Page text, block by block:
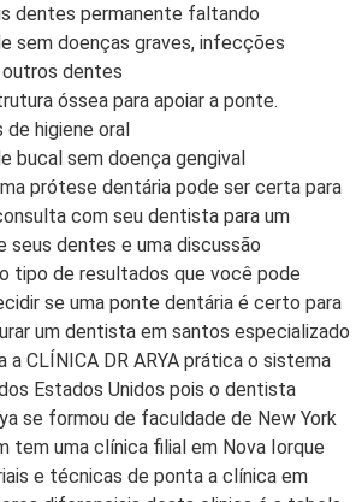
dentes permanente faltando
sem doenças graves, infecções
dentes
óssea para apoiar a ponte.
de higiene oral
bucal sem doença gengival
prótese dentária pode ser certa para
com seu dentista para um
seus dentes e uma discussão
tipo de resultados que você pode
se uma ponte dentária é certo para
um dentista em santos especializado
CLÍNICA DR ARYA prática o sistema
Estados Unidos pois o dentista
se formou de faculdade de New York
tem uma clínica filial em Nova Iorque
e técnicas de ponta a clínica em